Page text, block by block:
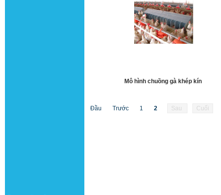
Mô hình chuồng gà khép kín
Đầu Trước 1 2 Sau Cuối